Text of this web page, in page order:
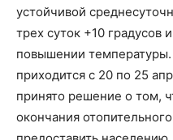
устойчивой
трех суток +10 градусов
повышении
приходится с 20 по 25
принято решение о том,
окончания